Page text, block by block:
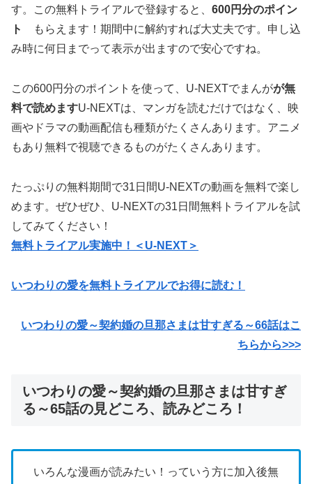
す。この無料トライアルで登録すると、 600円分のポイン
ト
もらえます！期間中に解約すれば大丈夫です。申し込
み時に何日までって表示が出ますので安心ですね。
この600円分のポイントを使って、U-NEXTでまんがが無
料で読めますU-NEXTは、マンガを読むだけではなく、映
画やドラマの動画配信も種類がたくさんあります。アニメ
もあり無料で視聴できるものがたくさんあります。
たっぷりの無料期間で31日間U-NEXTの動画を無料で楽し
めます。ぜひぜひ、U-NEXTの31日間無料トライアルを試
してみてください！
無料トライアル実施中！＜U-NEXT＞
いつわりの愛を無料トライアルでお得に読む！
いつわりの愛～契約婚の旦那さまは甘すぎる～66話はこ
ちらから>>>
いつわりの愛～契約婚の旦那さまは甘すぎ
る～65話の見どころ、読みどころ！
いろんな漫画が読みたい！っていう方に加入後無